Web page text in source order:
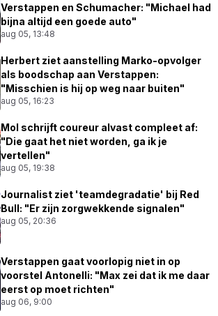
Verstappen en Schumacher: "Michael had
bijna altijd een goede auto"
aug 05, 13:48
Herbert ziet aanstelling Marko-opvolger
als boodschap aan Verstappen:
"Misschien is hij op weg naar buiten"
aug 05, 16:23
Mol schrijft coureur alvast compleet af:
"Die gaat het niet worden, ga ik je
vertellen"
aug 05, 19:38
Journalist ziet 'teamdegradatie' bij Red
Bull: "Er zijn zorgwekkende signalen"
aug 05, 20:36
Verstappen gaat voorlopig niet in op
voorstel Antonelli: "Max zei dat ik me daar
eerst op moet richten"
aug 06, 9:00